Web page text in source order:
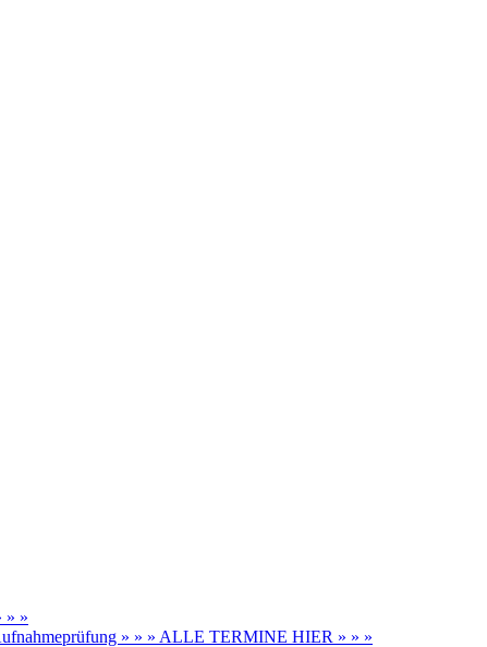
» »
» » » ALLE TERMINE HIER » » »